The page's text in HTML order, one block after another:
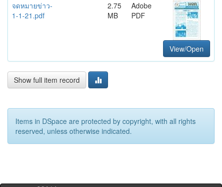
จดหมายข่าว-
1-1-21.pdf
2.75
MB
Adobe
PDF
View/Open
Show full item record
Items in DSpace are protected by copyright, with all rights
reserved, unless otherwise indicated.